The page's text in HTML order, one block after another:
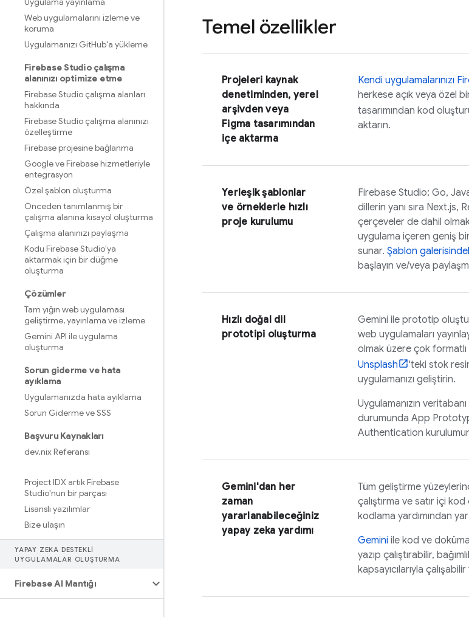
Web uygulamalarını izleme ve
koruma
Uygulamanızı GitHub'a yükleme
Firebase Studio çalışma
alanınızı optimize etme
Firebase Studio çalışma alanları
hakkında
Firebase Studio çalışma alanınızı
özelleştirme
Firebase projesine bağlanma
Google ve Firebase hizmetleriyle
entegrasyon
Özel şablon oluşturma
Önceden tanımlanmış bir
çalışma alanına kısayol oluşturma
Çalışma alanınızı paylaşma
Kodu Firebase Studio'ya
aktarmak için bir düğme
oluşturma
Çözümler
Tam yığın web uygulaması
geliştirme,yayınlama ve izleme
Gemini API ile uygulama
oluşturma
Sorun giderme ve hata
ayıklama
Uygulamanızda hata ayıklama
Sorun Giderme ve SSS
Başvuru Kaynakları
dev.nix Referansı
Project IDX artık Firebase
Studio'nun bir parçası
Lisanslı yazılımlar
Bize ulaşın
YAPAY ZEKA DESTEKLI
UYGULAMALAR OLUŞTURMA
Firebase AI Mantığı
Temel özellikler
Projeleri kaynak
denetiminden, yerel
arşivden veya
Figma tasarımından
içe aktarma
Kendi uygulamalarınızı
herkese açık veya özel
tasarımından kod
aktarın.
Yerleşik şablonlar
ve örneklerle hızlı
proje kurulumu
Firebase Studio; Go,
dillerin yanı sıra Next.js,
çerçeveler de dahil
uygulama içeren geniş
sunar. Şablon
başlayın ve/veya
Hızlı doğal dil
prototipi oluşturma
Gemini ile prototip
web uygulamaları
olmak üzere çok
Unsplash
'teki stok
uygulamanızı geliştirin.
Uygulamanızın
durumunda App
Authentication
Gemini'dan her
zaman
yararlanabileceğiniz
yapay zeka yardımı
Tüm geliştirme
çalıştırma ve satır içi
kodlama yardımından
Gemini ile kod ve
yazıp çalıştırabilir,
kapsayıcılarıyla